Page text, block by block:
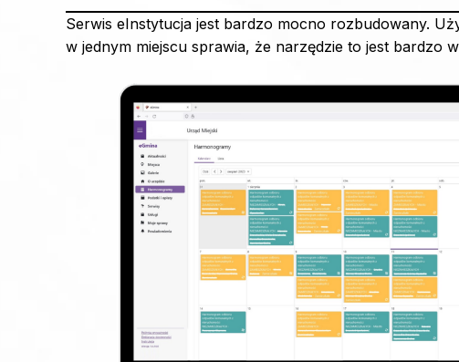
Serwis eInstytucja jest bardzo mocno rozbudowany.
w jednym miejscu sprawia, że narzędzie to jest bardzo